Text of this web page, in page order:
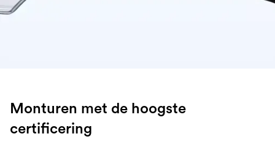
Monturen met de hoogste
certificering